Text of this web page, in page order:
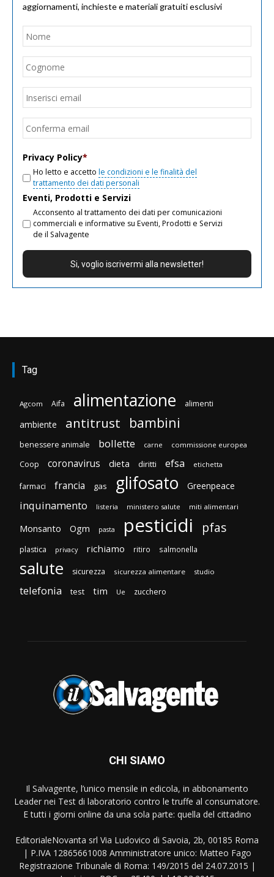
aggiornamenti, inchieste e materiali gratuiti esclusivi
Nome
Email
Privacy Policy*
Ho letto e accetto le condizioni e le finalità del
trattamento dei dati personali
Eventi, Prodotti e Servizi
Acconsento al trattamento dei dati per comunicazioni
commerciali e informative su Eventi, Prodotti e Servizi
de il Salvagente
Tag
Agcom Aifa alimentazione alimenti
ambiente antitrust bambini
benessere animale bollette carne commissione europea
Coop coronavirus dieta diritti efsa etichetta
farmaci francia gas glifosato Greenpeace
inquinamento listeria ministero salute miti alimentari
Monsanto Ogm pasta pesticidi pfas
plastica privacy richiamo ritiro salmonella
salute sicurezza sicurezza alimentare studio
telefonia test tim Ue zucchero
CHI SIAMO
Il Salvagente, l’unico mensile in edicola, in abbonamento
Leader nei Test di laboratorio contro le truffe al consumatore.
E tutti i giorni online da una sola parte: quella del cittadino
EditorialeNovanta srl Via Ludovico di Savoia, 2b, 00185 Roma
| P.IVA 12865661008 Amministratore unico: Matteo Fago
Registrazione Tribunale di Roma: 149/2015 del 24.07.2015 |